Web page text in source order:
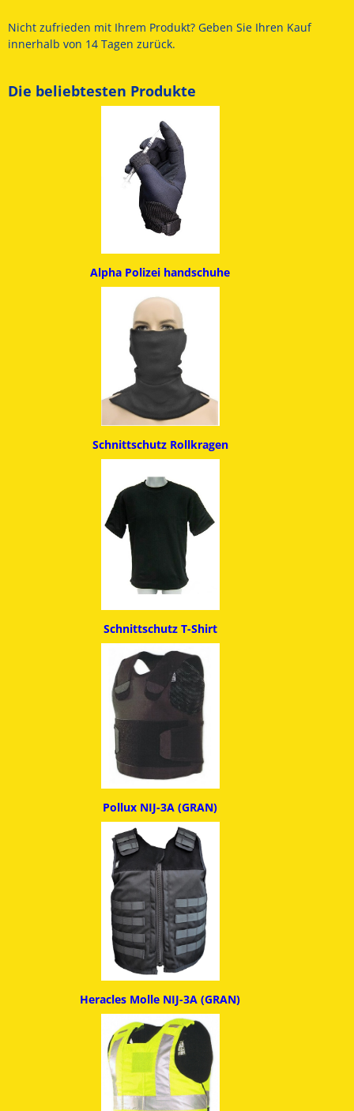
Nicht zufrieden mit Ihrem Produkt? Geben Sie Ihren Kauf
innerhalb von 14 Tagen zurück.
Die beliebtesten Produkte
Alpha Polizei handschuhe
SchnittschutzRollkragen
Schnittschutz T-Shirt
Pollux NIJ-3A (GRAN)
Heracles Molle NIJ-3A (GRAN)